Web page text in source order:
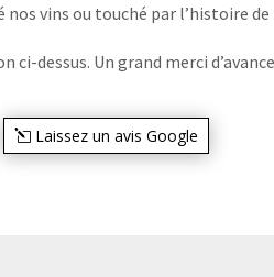
nos vins ou touché par l’histoire
Un grand merci
Laissez un avis Google